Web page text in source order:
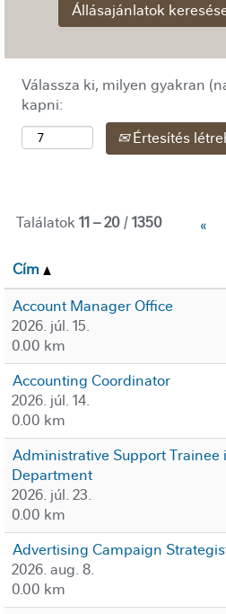
Válassza ki, milyen gyakran
kapni:
Értesítés
Találatok11 – 20/1350 «
Cím
Account Manager Office
2026. júl. 15.
0.00 km
Accounting Coordinator
2026. júl. 14.
0.00 km
Administrative Support Trainee
Department
2026. júl. 23.
0.00 km
Advertising Campaign
2026. aug. 8.
0.00 km